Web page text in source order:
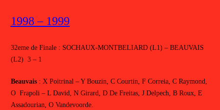
1998 – 1999
32eme de Finale : SOCHAUX-MONTBELIARD (L1) – BEAUVAIS
(L2) 3 – 1
Beauvais: X Poitrinal – Y Bouzin, C Courtin, F Correia, C Raymond,
O Frapoli – L David, N Girard, D De Freitas, J Delpech, B Roux, E
Assadourian, O Vandevoorde.